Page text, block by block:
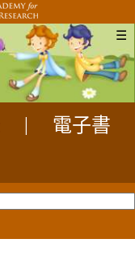
☰
電子書